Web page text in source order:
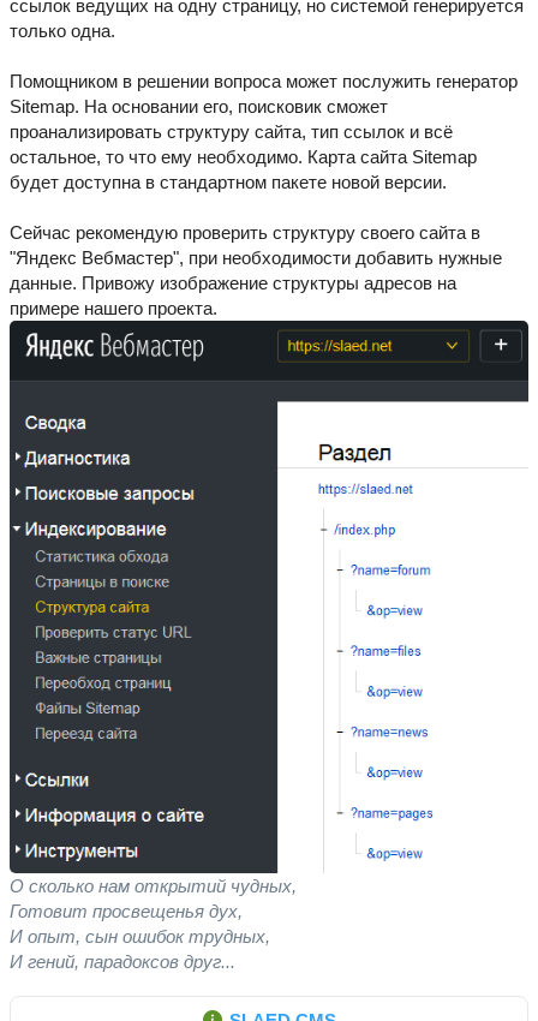
ссылок ведущих на одну страницу, но системой генерируется
только одна.
Помощником в решении вопроса может послужить генератор
Sitemap. На основании его, поисковик сможет
проанализировать структуру сайта, тип ссылок и всё
остальное, то что ему необходимо. Карта сайта Sitemap
будет доступна в стандартном пакете новой версии.
Сейчас рекомендую проверить структуру своего сайта в
"Яндекс Вебмастер", при необходимости добавить нужные
данные. Привожу изображение структуры адресов на
примере нашего проекта.
О сколько нам открытий чудных,
Готовит просвещенья дух,
И опыт, сын ошибок трудных,
И гений, парадоксов друг...